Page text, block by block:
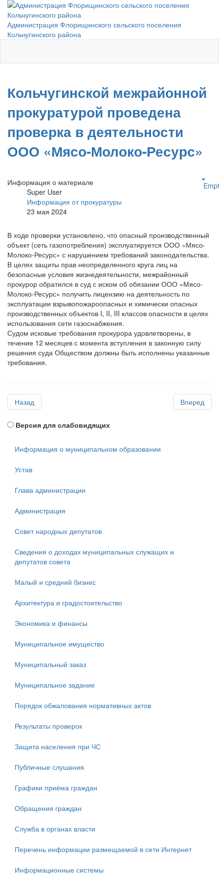
Администрация Флорищинского сельского поселения
Кольчугинского района
Кольчугинской межрайонной
прокуратурой проведена
проверка в деятельности
ООО «Мясо-Молоко-Ресурс»
Информация о материале
Super User
Информация от прокуратуры
23 мая 2024
В ходе проверки установлено, что опасный производственный
объект (сеть газопотребления) эксплуатируется ООО «Мясо-
Молоко-Ресурс» с нарушением требований законодательства.
В целях защиты прав неопределенного круга лиц на
безопасные условия жизнедеятельности, межрайонный
прокурор обратился в суд с иском об обязании ООО «Мясо-
Молоко-Ресурс» получить лицензию на деятельность по
эксплуатации взрывопожароопасных и химически опасных
производственных объектов I, II, III классов опасности в целях
использования сети газоснабжения.
Судом исковые требования прокурора удовлетворены, в
течение 12 месяцев с момента вступления в законную силу
решения суда Обществом должны быть исполнены указанные
требования.
Назад Вперед
Версия для слабовидящих
Информация о муниципальном образовании
Устав
Глава администрации
Администрация
Совет народных депутатов
Сведения о доходах муниципальных служащих и
депутатов совета
Малый и средний бизнес
Архитектура и градостоительство
Экономика и финансы
Муниципальное имущество
Муниципальный заказ
Муниципальное задание
Порядок обжалования нормативных актов
Результаты проверок
Защита населения при ЧС
Публичные слушания
Графики приёма граждан
Обращения граждан
Служба в органах власти
Перечень информации размещаемой в сети Интернет
Информационные системы